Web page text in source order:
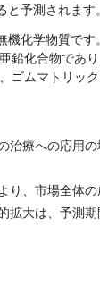
予測されます
化学物質で
鉛化合物であ
ムマトリッ
治療への応用
、市場全体の
大は、予測